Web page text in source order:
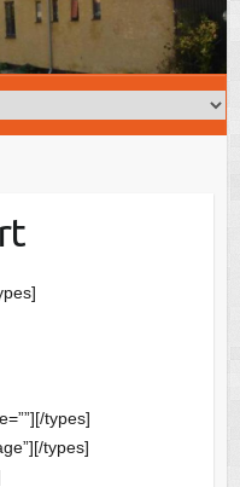
types]
types]